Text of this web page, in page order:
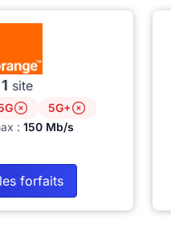
1 site
5G+
: 150 Mb/s
forfaits